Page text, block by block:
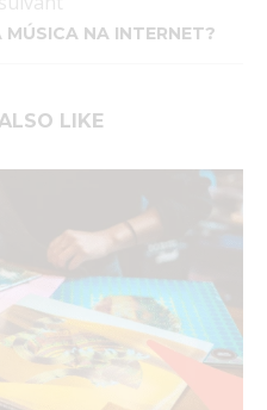
NA INTERNET?
LIKE